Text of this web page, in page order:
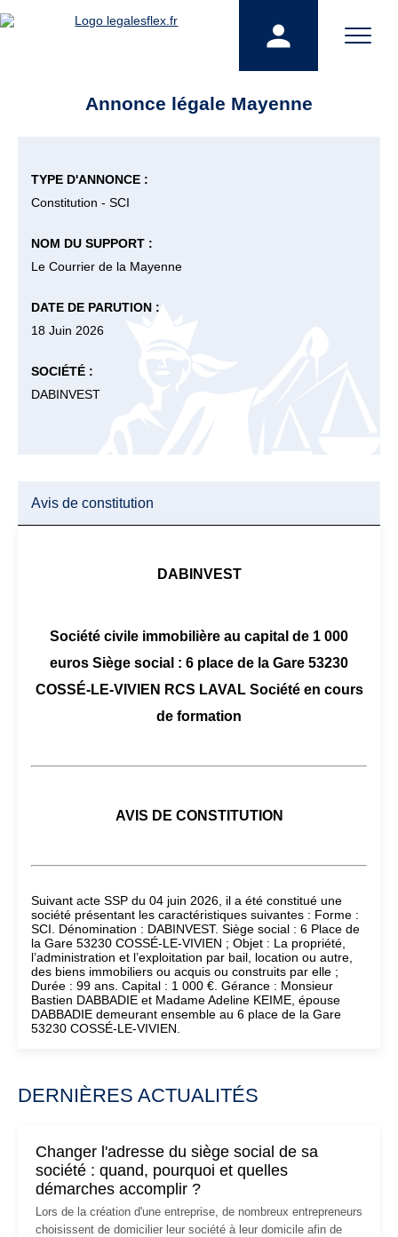
Annonce légale Mayenne
TYPE D'ANNONCE :
Constitution - SCI
NOM DU SUPPORT :
Le Courrier de la Mayenne
DATE DE PARUTION :
18 Juin 2026
SOCIÉTÉ :
DABINVEST
Avis de constitution
DABINVEST
Société civile immobilière au capital de 1 000
euros Siège social : 6 place de la Gare 53230
COSSÉ-LE-VIVIEN RCS LAVAL Société en cours
de formation
AVIS DE CONSTITUTION
Suivant acte SSP du 04 juin 2026, il a été constitué une
société présentant les caractéristiques suivantes : Forme :
SCI. Dénomination : DABINVEST. Siège social : 6 Place de
la Gare 53230 COSSÉ-LE-VIVIEN ; Objet : La propriété,
l’administration et l’exploitation par bail, location ou autre,
des biens immobiliers ou acquis ou construits par elle ;
Durée : 99 ans. Capital : 1 000 €. Gérance : Monsieur
Bastien DABBADIE et Madame Adeline KEIME, épouse
DABBADIE demeurant ensemble au 6 place de la Gare
53230 COSSÉ-LE-VIVIEN.
DERNIÈRES ACTUALITÉS
Changer l'adresse du siège social de sa
société : quand, pourquoi et quelles
démarches accomplir ?
Lors de la création d'une entreprise, de nombreux entrepreneurs
choisissent de domicilier leur société à leur domicile afin de